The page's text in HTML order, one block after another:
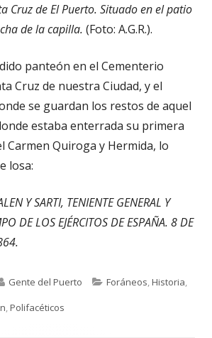
Cruz de El Puerto. Situado en el patio
de la capilla. (Foto: A.G.R.).
panteón en el Cementerio
Cruz de nuestra Ciudad, y el
se guardan los restos de aquel
estaba enterrada su primera
Carmen Quiroga y Hermida, lo
losa:
Y SARTI, TENIENTE GENERAL Y
DE LOS EJÉRCITOS DE ESPAÑA. 8 DE
Autor
Gente del Puerto Categorías
Foráneos,Historia,
,Polifacéticos